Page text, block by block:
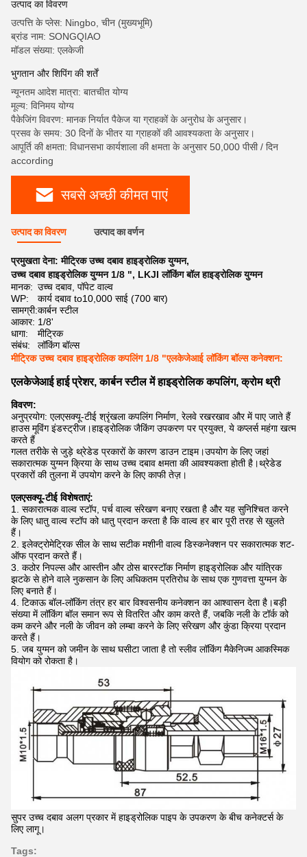
उत्पाद का विवरण
उत्पत्ति के प्लेस: Ningbo, चीन (मुख्यभूमि)
ब्रांड नाम: SONGQIAO
मॉडल संख्या: एलकेजी
भुगतान और शिपिंग की शर्तें
न्यूनतम आदेश मात्रा: बातचीत योग्य
मूल्य: विनिमय योग्य
पैकेजिंग विवरण: मानक निर्यात पैकेज या ग्राहकों के अनुरोध के अनुसार।
प्रसव के समय: 30 दिनों के भीतर या ग्राहकों की आवश्यकता के अनुसार।
आपूर्ति की क्षमता: विधानसभा कार्यशाला की क्षमता के अनुसार 50,000 पीसी / दिन
according
सबसे अच्छी कीमत पाएं
उत्पाद का विवरण उत्पाद का वर्णन
प्रमुखता देना:मीट्रिक उच्च दबाव हाइड्रोलिक युग्मन,
उच्च दबाव हाइड्रोलिक युग्मन 1/8 ", LKJI लॉकिंग बॉल हाइड्रोलिक युग्मन
मानक: उच्च दबाव, पॉपेट वाल्व
WP:
कार्य दबाव to10,000 साई (700 बार)
सामग्री:कार्बन स्टील
आकार: 1/8'
धागा:
मीट्रिक
संबंध:
लॉकिंग बॉल्स
मीट्रिक उच्च दबाव हाइड्रोलिक कपलिंग 1/8 "एलकेजेआई लॉकिंग बॉल्स कनेक्शन:
एलकेजेआई हाई प्रेशर, कार्बन स्टील में हाइड्रोलिक कपलिंग, क्रोम थ्री
विवरण:
अनुप्रयोग: एलएसक्यू-टीई श्रृंखला कपलिंग निर्माण, रेलवे रखरखाव और में पाए जाते हैं
हाउस मूविंग इंडस्ट्रीज।हाइड्रोलिक जैकिंग उपकरण पर प्रयुक्त, ये कप्लर्स महंगा खत्म
करते हैं
गलत तरीके से जुड़े थ्रेडेड प्रकारों के कारण डाउन टाइम।उपयोग के लिए जहां
सकारात्मक युग्मन क्रिया के साथ उच्च दबाव क्षमता की आवश्यकता होती है।थ्रेडेड
प्रकारों की तुलना में उपयोग करने के लिए काफी तेज़।
एलएसक्यू-टीई विशेषताएं:
1. सकारात्मक वाल्व स्टॉप, पर्च वाल्व संरेखण बनाए रखता है और यह सुनिश्चित करने
के लिए धातु वाल्व स्टॉप को धातु प्रदान करता है कि वाल्व हर बार पूरी तरह से खुलते
हैं।
2. इलेक्ट्रोमेट्रिक सील के साथ सटीक मशीनी वाल्व डिस्कनेक्शन पर सकारात्मक शट-
ऑफ प्रदान करते हैं।
3. कठोर निपल्स और आस्तीन और ठोस बारस्टॉक निर्माण हाइड्रोलिक और यांत्रिक
झटके से होने वाले नुकसान के लिए अधिकतम प्रतिरोध के साथ एक गुणवत्ता युग्मन के
लिए बनाते हैं।
4. टिकाऊ बॉल-लॉकिंग तंत्र हर बार विश्वसनीय कनेक्शन का आश्वासन देता है।बड़ी
संख्या में लॉकिंग बॉल समान रूप से वितरित और काम करते हैं, जबकि नली के टॉर्क को
कम करने और नली के जीवन को लम्बा करने के लिए संरेखण और कुंडा क्रिया प्रदान
करते हैं।
5. जब युग्मन को जमीन के साथ घसीटा जाता है तो स्लीव लॉकिंग मैकेनिज्म आकस्मिक
वियोग को रोकता है।
सुपर उच्च दबाव अलग प्रकार में हाइड्रोलिक पाइप के उपकरण के बीच कनेक्टर्स के
लिए लागू।
Tags: